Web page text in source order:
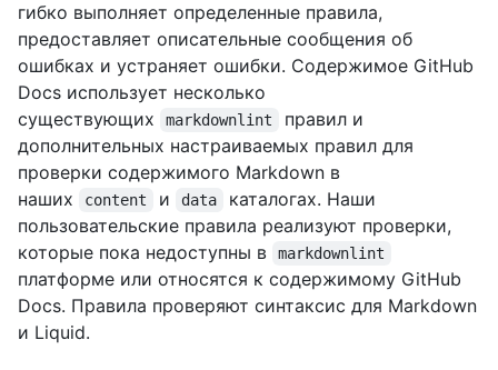
гибко выполняет определенные правила,
предоставляет описательные сообщения об
ошибках и устраняет ошибки. Содержимое GitHub
Docs использует несколько
существующих
markdownlint
правил и
дополнительных настраиваемых правил для
проверки содержимого Markdown в
наших
content и data
каталогах. Наши
пользовательские правила реализуют проверки,
которые пока недоступны в
markdownlint
платформе или относятся к содержимому GitHub
Docs. Правила проверяют синтаксис для Markdown
и Liquid.